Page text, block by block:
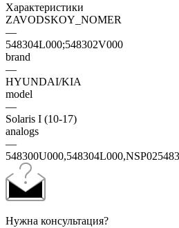
Характеристики
ZAVODSKOY_NOMER
—
548304L000;548302V000
brand
—
HYUNDAI/KIA
model
—
Solaris I (10-17)
analogs
—
Нужна консультация?